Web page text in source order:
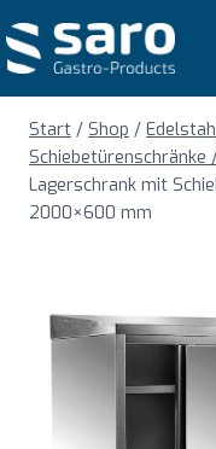
Inhalt
springen
Start / Shop /
Schiebetürenschränke
Lagerschrank mit
2000×600 mm